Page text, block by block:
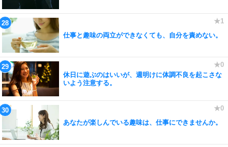
仕事と趣味の両立ができなくても、自分を責めない。
休日に遊ぶのはいいが、週明けに体調不良を起こさな
いよう注意する。
あなたが楽しんでいる趣味は、仕事にできませんか。